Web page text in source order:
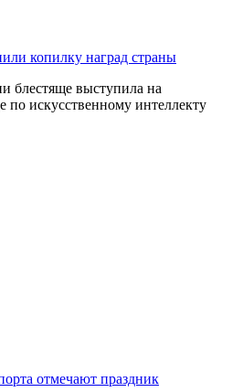
копилку наград страны
блестяще выступила на
искусственному интеллекту
отмечают праздник